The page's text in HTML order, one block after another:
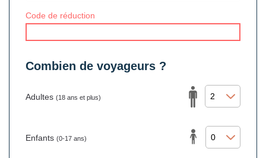
Code de réduction
Combien de voyageurs ?
Adultes (18 ans et plus)
Enfants (0-17 ans)